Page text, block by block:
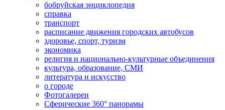
бобруйская энциклопедия
справка
транспорт
расписание движения городских автобусов
здоровье, спорт, туризм
экономика
религия и национально-культурные объединения
культура, образование, СМИ
литература и искусство
о городе
Фотогалереи
Сферические 360° панорамы